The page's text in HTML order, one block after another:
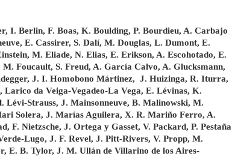
I. Berlin, F. Boas, K. Boulding, P. Bourdieu, A. Carbajo
E. Cassirer, S. Dalí, M. Douglas, L. Dumont, E.
M. Eliade, N. Elias, E. Erikson, A. Escohotado, E.
Foucault, S. Freud, A. García Calvo, A. Glucksmann,
J. I. Homobono Mártinez, J. Huizinga, R. Iturra,
Larico da Veiga-Vegadeo-La Vega, E. Lévinas, K.
Lévi-Strauss, J. Mainsonneuve, B. Malinowski, M.
Solera, J. Marías Aguilera, X. R. Mariño Ferro, A.
F. Nietzsche, J. Ortega y Gasset, V. Packard, P. Pestaña
Lugo, J. F. Revel, J. Pitt-Rivers, V. Propp, M.
E. B. Tylor, J. M. Ullán de Villarino de los Aires-